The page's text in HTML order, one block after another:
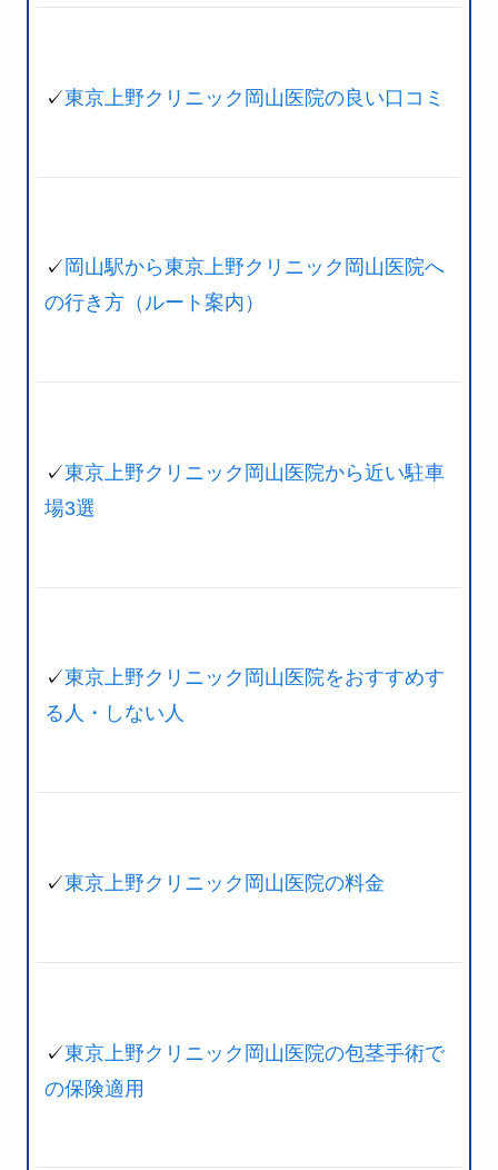
✓東京上野クリニック岡山医院の良い口コミ
✓ 岡山駅から東京上野クリニック岡山医院へ
の行き方（ルート案内）
✓東京上野クリニック岡山医院から近い駐車
場3選
✓東京上野クリニック岡山医院をおすすめす
る人・しない人
✓東京上野クリニック岡山医院の料金
✓東京上野クリニック岡山医院の包茎手術で
の保険適用